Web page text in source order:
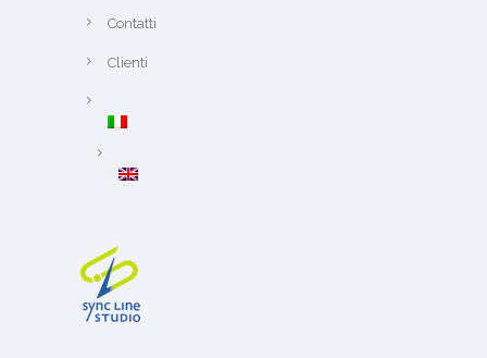
Contatti
Clienti